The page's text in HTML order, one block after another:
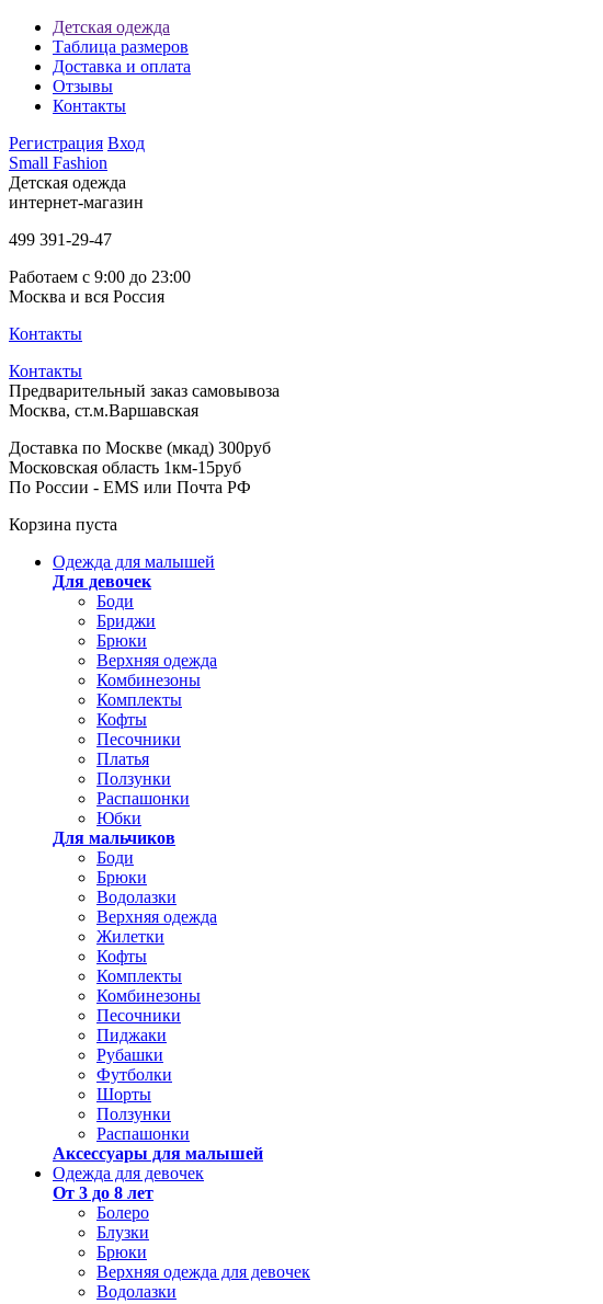
Детская одежда
Таблица размеров
Доставка и оплата
Отзывы
Контакты
Регистрация Вход
Small Fashion
Детская одежда
интернет-магазин
499 391-29-47
Работаем с 9:00 до 23:00
Москва и вся Россия
Контакты
Контакты
Предварительный заказ самовывоза
Москва, ст.м.Варшавская
Доставка по Москве (мкад) 300руб
Московская область 1км-15руб
По России - EMS или Почта РФ
Корзина пуста
Одежда для малышей
Для девочек
Боди
Бриджи
Брюки
Верхняя одежда
Комбинезоны
Комплекты
Кофты
Песочники
Платья
Ползунки
Распашонки
Юбки
Для мальчиков
Боди
Брюки
Водолазки
Верхняя одежда
Жилетки
Кофты
Комплекты
Комбинезоны
Песочники
Пиджаки
Рубашки
Футболки
Шорты
Ползунки
Распашонки
Аксессуары для малышей
Одежда для девочек
От 3 до 8 лет
Болеро
Блузки
Брюки
Верхняя одежда для девочек
Водолазки